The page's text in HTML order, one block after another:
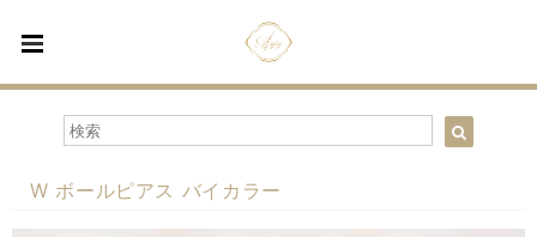
W ボールピアス バイカラー